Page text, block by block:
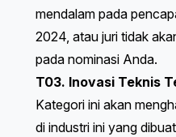
mendalam pada
2024, atau juri tidak
pada nominasi Anda.
T03. Inovasi Teknis
Kategori ini akan
di industri ini yang